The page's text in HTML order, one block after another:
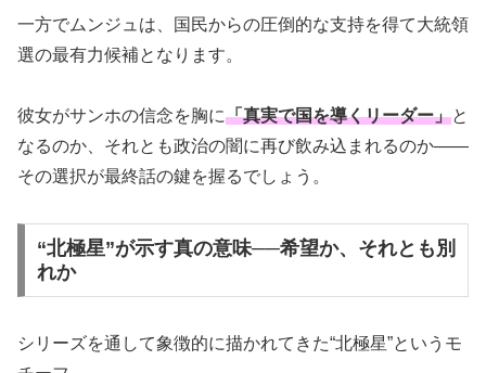
一方でムンジュは、国民からの圧倒的な支持を得て大統領
選の最有力候補となります。
彼女がサンホの信念を胸に「真実で国を導くリーダー」と
なるのか、それとも政治の闇に再び飲み込まれるのか――
その選択が最終話の鍵を握るでしょう。
“北極星”が示す真の意味──希望か、それとも別
れか
シリーズを通して象徴的に描かれてきた“北極星”というモ